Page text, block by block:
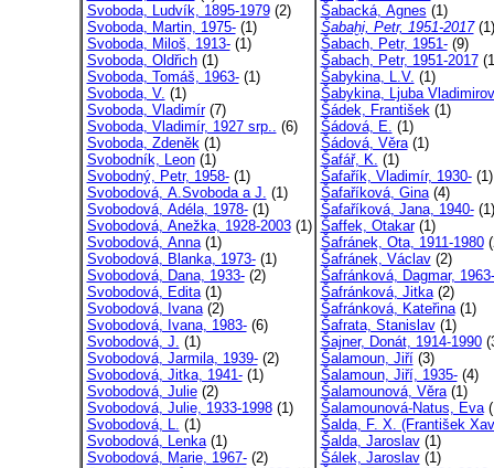
Svoboda, Ludvík, 1895-1979(2)
Svoboda, Martin, 1975-(1)
Svoboda, Miloš, 1913-(1)
Svoboda, Oldřich(1)
Svoboda, Tomáš, 1963-(1)
Svoboda, V. (1)
Svoboda, Vladimír(7)
Svoboda, Vladimír, 1927 srp.. (6)
Svoboda, Zdeněk(1)
Svobodník, Leon(1)
Svobodný, Petr, 1958-(1)
Svobodová, A.Svoboda a J. (1)
Svobodová, Adéla, 1978-(1)
Svobodová, Anežka, 1928-2003(1)
Svobodová, Anna(1)
Svobodová, Blanka, 1973-(1)
Svobodová, Dana, 1933-(2)
Svobodová, Edita(1)
Svobodová, Ivana(2)
Svobodová, Ivana, 1983-(6)
Svobodová, J. (1)
Svobodová, Jarmila, 1939-(2)
Svobodová, Jitka, 1941-(1)
Svobodová, Julie(2)
Svobodová, Julie, 1933-1998(1)
Svobodová, L. (1)
Svobodová, Lenka(1)
Svobodová, Marie, 1967-(2)
Šabacká, Agnes (1)
Šabaḫi, Petr, 1951-2017(1)
Šabach, Petr, 1951-(9)
Šabach, Petr, 1951-2017
Šabykina, L.V. (1)
Šabykina, Ljuba
Šádek, František(1)
Šádová, E. (1)
Šádová, Věra(1)
Šafář, K. (1)
Šafařík, Vladimír, 1930-(1)
Šafaříková, Gina(4)
Šafaříková, Jana, 1940-(1)
Šaffek, Otakar(1)
Šafránek, Ota, 1911-1980
Šafránek, Václav(2)
Šafránková, Dagmar, 1963-
Šafránková, Jitka(2)
Šafránková, Kateřina(1)
Šafrata, Stanislav(1)
Šajner, Donát, 1914-1990
Šalamoun, Jiří(3)
Šalamoun, Jiří, 1935-(4)
Šalamounová, Věra(1)
Šalamounová-Natus, Eva
Šalda, F. X. (František
Šalda, Jaroslav(1)
Šálek, Jaroslav(1)